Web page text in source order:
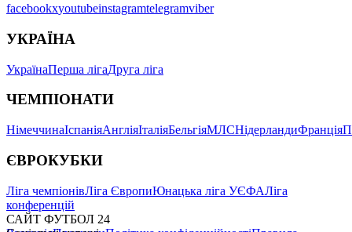
facebookxyoutubeinstagramtelegramviber
УКРАЇНА
УкраїнаПерша лігаДруга ліга
ЧЕМПІОНАТИ
НімеччинаІспаніяАнгліяІталіяБельгіяМЛСНідерландиФранція
ЄВРОКУБКИ
Ліга чемпіонівЛіга ЄвропиЮнацька ліга УЄФАЛіга
конференцій
САЙТ ФУТБОЛ 24